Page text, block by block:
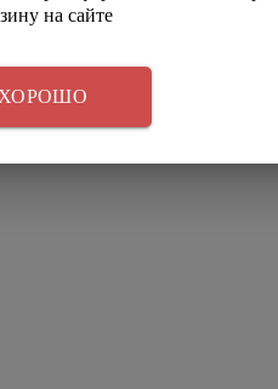
на сайте
ХОРОШО